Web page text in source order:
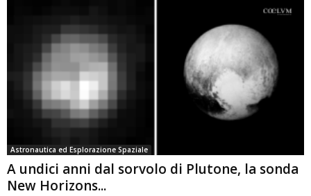
Astronautica ed Esplorazione Spaziale
A undici anni dal sorvolo di Plutone, la sonda
New Horizons...